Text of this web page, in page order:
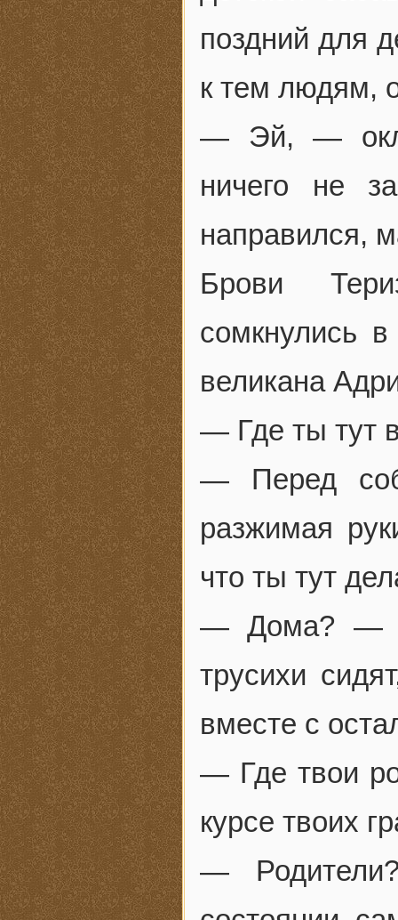
поздний для
к тем людям,
— Эй, —
ничего не
направился,
Брови
сомкнулись
великана
— Где ты тут
— Перед
разжимая
что ты тут
— Дома? —
трусихи
вместе с
— Где твои
курсе твоих
—